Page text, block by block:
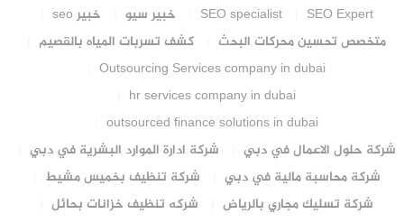
SEO Expert
SEO specialist خبير سيو
خبير seo
متخصص تحسين محركات البحث
كشف تسربات المياه بالقصيم
Outsourcing Services company in dubai
hr services company in dubai
outsourced finance solutions in dubai
شركة حلول الاعمال في دبي
شركة ادارة الموارد البشرية في دبي
شركة محاسبة مالية في دبي
شركة تنظيف بخميس مشيط
شركة تسليك مجاري بالرياض
شركه تنظيف خزانات بحائل